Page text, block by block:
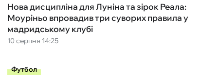
10 серпня 14:25
Нова дисципліна для Луніна та зірок Реала:
Моуріньо впровадив три суворих правила у
мадридському клубі
Футбол